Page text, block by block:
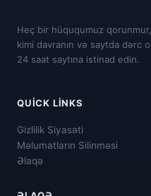
Heç bir hüququmuz
kimi davranın və saytda dərc
24 saat saytına istinad edin.
QUICK LINKS
Gizlilik Siyasəti
Məlumatların Silinməsi
Əlaqə